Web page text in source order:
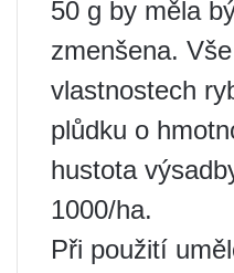
50 g by měla
zmenšena.
vlastnostech
plůdku o
hustota
1000/ha.
Při použití